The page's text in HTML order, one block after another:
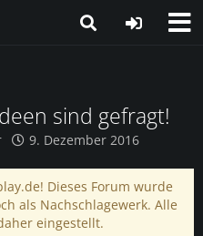
sind gefragt!
9. Dezember 2016
Dieses Forum wurde
als Nachschlagewerk. Alle
eingestellt.